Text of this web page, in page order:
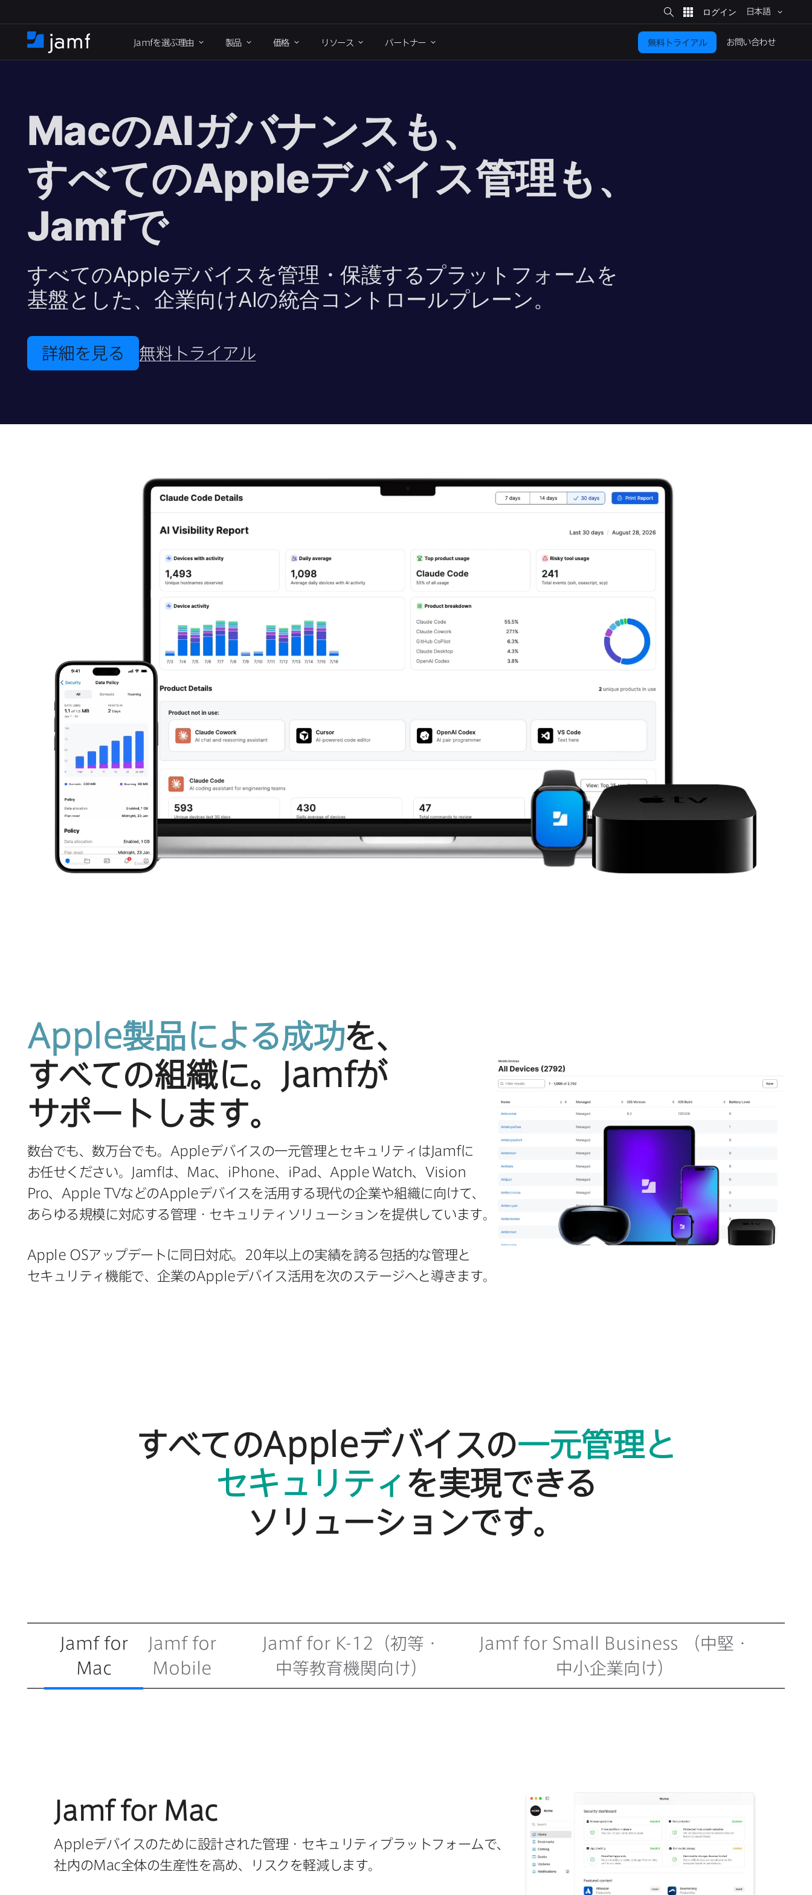
イ
ン
に
移
サ
イ
ト
検
索
日本語
ホ
ー
Jamfを​選ぶ理由 製品 価格 リソース パートナー 無料トライアル お問い​合わせ
MacのAIガバナンスも、​
すべてのAppleデバイス管理も、
Jamfで
すべてのAppleデバイスを​管理・保護する​プラットフォームを​
基盤とした、​企業向けAIの​統合コントロールプレーン。
詳細を​見る 無料トライアル
Apple製品に​よる​成功を、​
すべての​組織に。
Jamfが​
サポートします。
数台でも、​数万台でも。 Appleデバイスの​一元管理と​セキュリティは Jamfに​
お任せください。
Jamfは、 Mac、 iPhone、 iPad、 Apple Watch、 Vision
Pro、 Apple TVなどのAppleデバイスを​活用する​現代の​企業や​組織に​向けて、​
あらゆる​規模に​対応する​管理・セキュリティソリューションを​提供しています。
Apple OSアップデートに​同日対応。 20年以上の​実績を​誇る​包括的な​管理と​
セキュリティ機能で、​企業のAppleデバイス活用を​次の​ステージへと​導きます。
すべてのAppleデバイスの一元管理と​
セキュリティ を​実現できる​
ソリューションです。
Jamf for
Mac
Jamf for
Mobile
Jamf for K-12
（初等・
中等教育機関向け）
Jamf for Small Business
（中堅・
中​小企業向け）
Jamf for Mac
Appleデバイスの​ために​設計された​管理・セキュリティプラットフォームで、​
社内のMac全体の​生産性を​高め、​リスクを​軽減します。